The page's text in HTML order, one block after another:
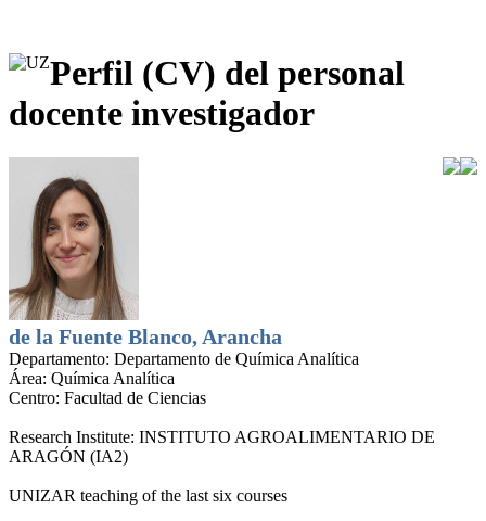
Perfil (CV) del personal
docente investigador
de la Fuente Blanco, Arancha
Departamento: Departamento de Química Analítica
Área: Química Analítica
Centro: Facultad de Ciencias
Research Institute: INSTITUTO AGROALIMENTARIO DE
ARAGÓN (IA2)
UNIZAR teaching of the last six courses